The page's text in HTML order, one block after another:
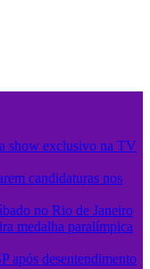
show exclusivo na TV
candidaturas nos
no Rio de Janeiro
medalha paralímpica
após desentendimento